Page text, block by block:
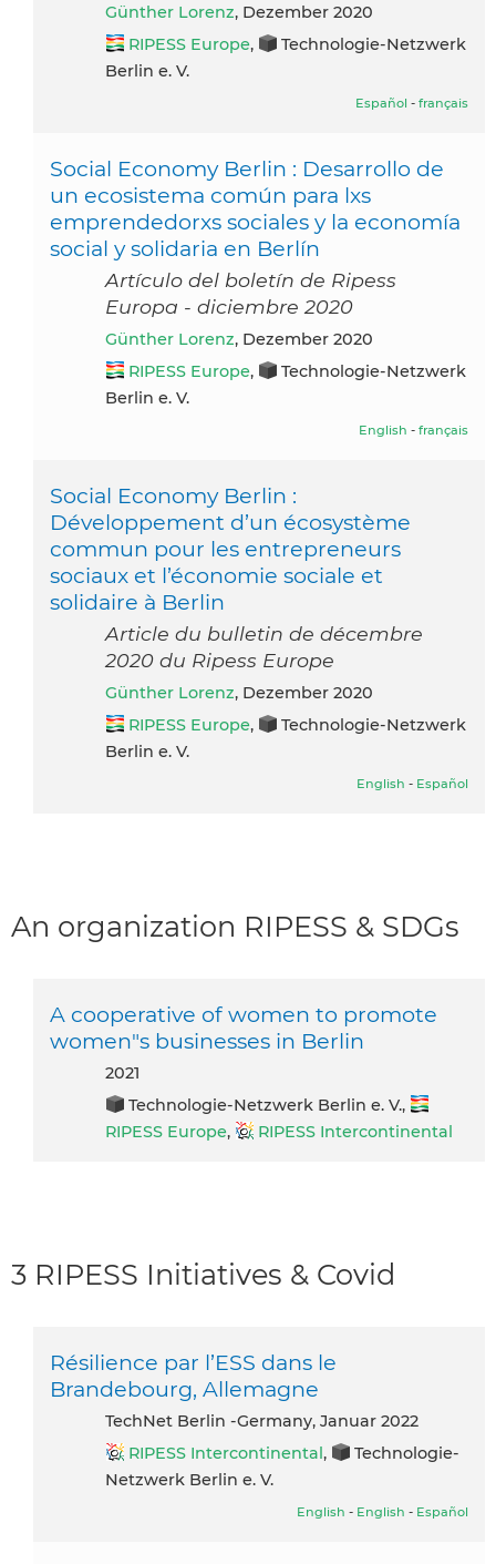
Günther Lorenz, Dezember 2020
RIPESS Europe,
Technologie-Netzwerk
Berlin e. V.
Español - français
Social Economy Berlin : Desarrollo de
un ecosistema común para lxs
emprendedorxs sociales y la economía
social y solidaria en Berlín
Artículo del boletín de Ripess
Europa - diciembre 2020
Günther Lorenz, Dezember 2020
RIPESS Europe,
Technologie-Netzwerk
Berlin e. V.
English - français
Social Economy Berlin :
Développement d’un écosystème
commun pour les entrepreneurs
sociaux et l’économie sociale et
solidaire à Berlin
Article du bulletin de décembre
2020 du Ripess Europe
Günther Lorenz, Dezember 2020
RIPESS Europe,
Technologie-Netzwerk
Berlin e. V.
English - Español
An organization RIPESS & SDGs
A cooperative of women to promote
women"s businesses in Berlin
2021
Technologie-Netzwerk Berlin e. V.,
RIPESS Europe, RIPESS Intercontinental
3 RIPESS Initiatives & Covid
Résilience par l’ESS dans le
Brandebourg, Allemagne
TechNet Berlin -Germany, Januar 2022
RIPESS Intercontinental,
Technologie-
Netzwerk Berlin e. V.
English - English - Español